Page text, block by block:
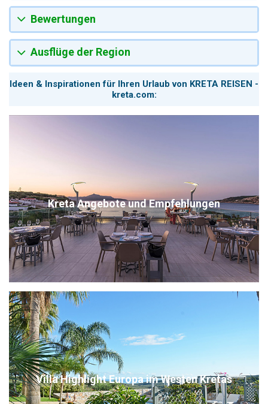
Bewertungen
Ausflüge der Region
Ideen & Inspirationen für Ihren Urlaub von KRETA REISEN -
kreta.com:
Kreta Angebote und Empfehlungen
Villa Highlight Europa im Westen Kretas